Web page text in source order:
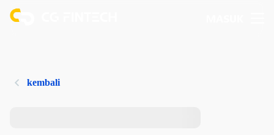
kembali